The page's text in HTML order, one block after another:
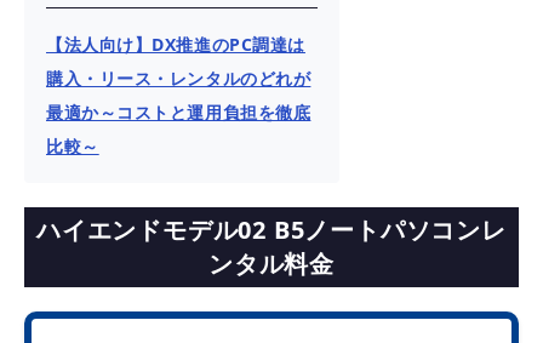
【法人向け】DX推進のPC調達は
購入・リース・レンタルのどれが
最適か～コストと運用負担を徹底
比較～
ハイエンドモデル02 B5ノートパソコンレ
ンタル料金